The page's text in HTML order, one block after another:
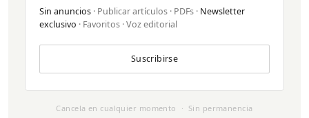
Sin anuncios · Publicar artículos · PDFs · Newsletter
exclusivo · Favoritos · Voz editorial
Suscribirse
Cancela en cualquier momento · Sin permanencia